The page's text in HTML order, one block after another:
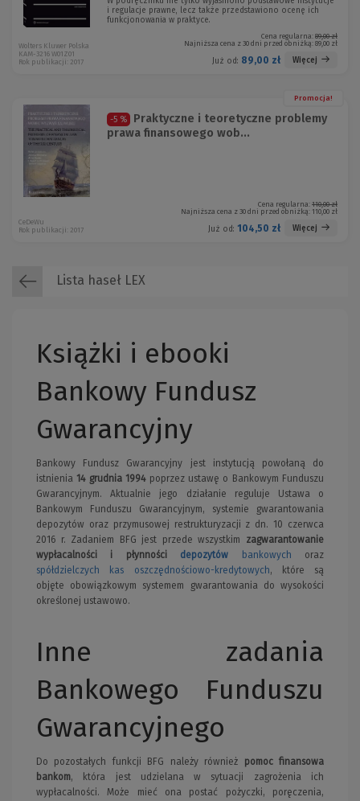
i regulacje prawne, lecz także przedstawiono ocenę ich
funkcjonowania w praktyce.
Cena regularna: 89,00 zł
Najniższa cena z 30 dni przed obniżką: 89,00 zł
Już od: 89,00 zł Więcej
Wolters Kluwer Polska
KAM-3216 W01Z01
Rok publikacji: 2017
Promocja!
-5 %
Praktyczne i teoretyczne problemy
prawa finansowego wob...
Cena regularna: 110,00 zł
Najniższa cena z 30 dni przed obniżką: 110,00 zł
Już od: 104,50 zł Więcej
CeDeWu
Rok publikacji: 2017
Lista haseł LEX
Książki i ebooki
Bankowy Fundusz
Gwarancyjny
Bankowy Fundusz Gwarancyjny jest instytucją powołaną do
istnienia14 grudnia 1994 poprzez ustawę o Bankowym Funduszu
Gwarancyjnym. Aktualnie jego działanie reguluje Ustawa o
Bankowym Funduszu Gwarancyjnym, systemie gwarantowania
depozytów oraz przymusowej restrukturyzacji z dn. 10 czerwca
2016 r. Zadaniem BFG jest przede wszystkim zagwarantowanie
wypłacalności i płynności depozytów bankowych oraz
spółdzielczych kas oszczędnościowo-kredytowych, które są
objęte obowiązkowym systemem gwarantowania do wysokości
określonej ustawowo.
Inne zadania
Bankowego Funduszu
Gwarancyjnego
Do pozostałych funkcji BFG należy również
pomoc finansowa
bankom, która jest udzielana w sytuacji zagrożenia ich
wypłacalności. Może mieć ona postać pożyczki, poręczenia,